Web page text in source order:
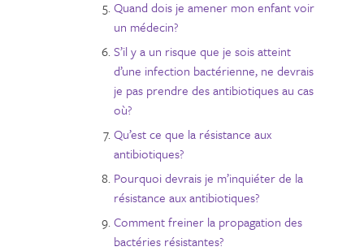
Quand dois je amener mon enfant voir
un médecin?
S’il y a un risque que je sois atteint
d’une infection bactérienne, ne devrais
je pas prendre des antibiotiques au cas
où?
Qu’est ce que la résistance aux
antibiotiques?
Pourquoi devrais je m’inquiéter de la
résistance aux antibiotiques?
Comment freiner la propagation des
bactéries résistantes?